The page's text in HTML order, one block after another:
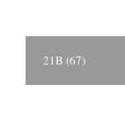
21B (67)